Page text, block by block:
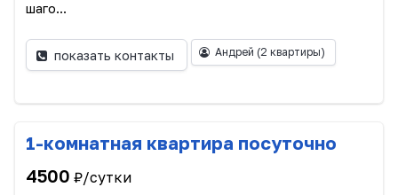
шаго...
показать контакты Андрей (2 квартиры)
1-комнатная квартира посуточно
4500 ₽/сутки